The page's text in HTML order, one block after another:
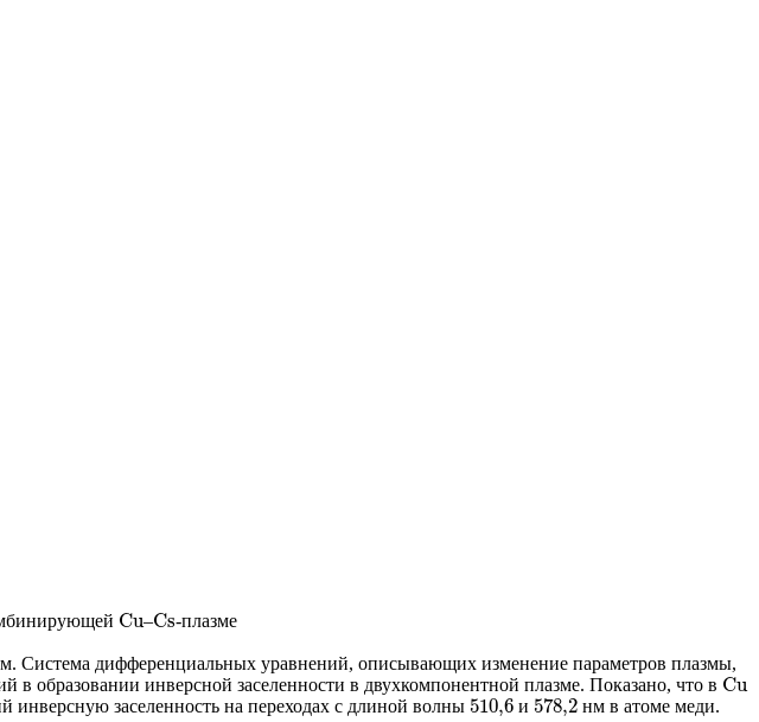
Cu
Cu–Cs
Cs-плазме
Система дифференциальных уравнений, описывающих изменение параметров плазмы,
образовании инверсной заселенности в двухкомпонентной плазме. Показано, что в Cu
Cu
инверсную заселенность на переходах с длиной волны 510,6
510,6и 578,2
578,2нм в атоме меди.